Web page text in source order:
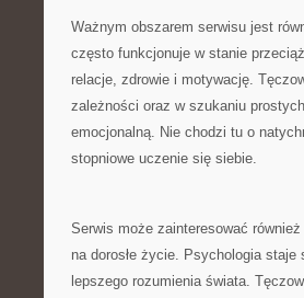
Ważnym obszarem serwisu jest
często funkcjonuje w stanie
relacje, zdrowie i motywację.
zależności oraz w szukaniu
emocjonalną. Nie chodzi tu o
stopniowe uczenie się siebie.
Serwis może zainteresować
na dorosłe życie. Psychologia
lepszego rozumienia świata.